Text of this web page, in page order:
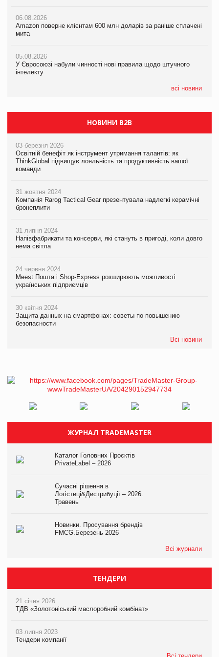
06.08.2026
Amazon поверне клієнтам 600 млн доларів за раніше сплачені
мита
05.08.2026
У Євросоюзі набули чинності нові правила щодо штучного
інтелекту
всі новини
06.08.2026
Amazon поверне клієнтам 600 млн доларів за раніше сплачені
мита
05.08.2026
У Євросоюзі набули чинності нові правила щодо штучного
інтелекту
05.08.2026
У Євросоюзі набули чинності нові правила щодо штучного
інтелекту
05.08.2026
Рекламна платформа вимагає від Google компенсацію за
втрату 6,9 трлн рекламних показів
НОВИНИ B2B
03 березня 2026
Освітній бенефіт як інструмент утримання талантів: як
ThinkGlobal підвищує лояльність та продуктивність вашої
команди
31 жовтня 2024
Компанія Rarog Tactical Gear презентувала надлегкі керамічні
бронеплити
31 липня 2024
Напівфабрикати та консерви, які стануть в пригоді, коли довго
нема світла
24 червня 2024
Meest Пошта і Shop-Express розширюють можливості
українських підприємців
30 квітня 2024
Защита данных на смартфонах: советы по повышению
безопасности
Всі новини
ЖУРНАЛ TRADEMASTER
Каталог Головних Проєктів
PrivateLabel – 2026
Сучасні рішення в
Логістиці&Дистрибуції – 2026.
Травень
Новинки. Просування брендів
FMCG.Березень 2026
Всі журнали
ТЕНДЕРИ
21 січня 2026
ТДВ «Золотоніський маслоробний комбінат»
03 липня 2023
Тендери компанії